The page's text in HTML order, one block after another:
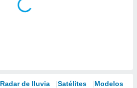
Radar de lluvia Satélites Modelos